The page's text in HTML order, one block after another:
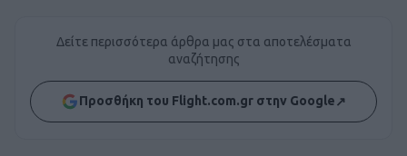
Δείτε περισσότερα άρθρα μας στα αποτελέσματα
αναζήτησης
Προσθήκη του Flight.com.gr στην Google↗